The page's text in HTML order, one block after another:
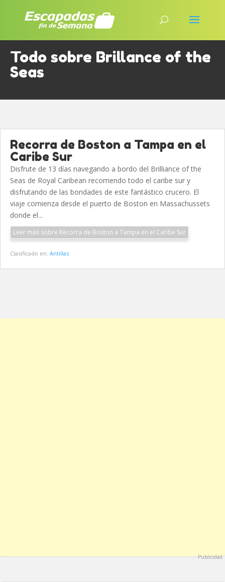
Todo sobre Brillance of the
Seas
Recorra de Boston a Tampa en el
Caribe Sur
Disfrute de 13 días navegando a bordo del Brilliance of the
Seas de Royal Caribean recorriendo todo el caribe sur y
disfrutando de las bondades de este fantástico crucero. El
viaje comienza desde el puerto de Boston en Massachussets
donde el...
Leer más sobre Recorra de Boston a Tampa en el Caribe Sur
Clasificado en: Antillas
Publicidad